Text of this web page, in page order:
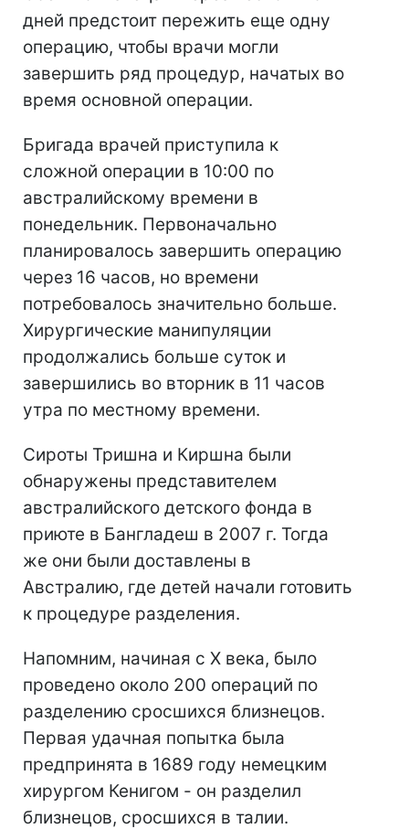
дней предстоит пережить еще одну
операцию, чтобы врачи могли
завершить ряд процедур, начатых во
время основной операции.
Бригада врачей приступила к
сложной операции в 10:00 по
австралийскому времени в
понедельник. Первоначально
планировалось завершить операцию
через 16 часов, но времени
потребовалось значительно больше.
Хирургические манипуляции
продолжались больше суток и
завершились во вторник в 11 часов
утра по местному времени.
Сироты Тришна и Киршна были
обнаружены представителем
австралийского детского фонда в
приюте в Бангладеш в 2007 г. Тогда
же они были доставлены в
Австралию, где детей начали готовить
к процедуре разделения.
Напомним, начиная с X века, было
проведено около 200 операций по
разделению сросшихся близнецов.
Первая удачная попытка была
предпринята в 1689 году немецким
хирургом Кенигом - он разделил
близнецов, сросшихся в талии.